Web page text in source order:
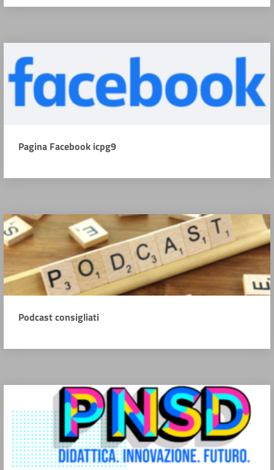
Pagina Facebook icpg9
Podcast consigliati